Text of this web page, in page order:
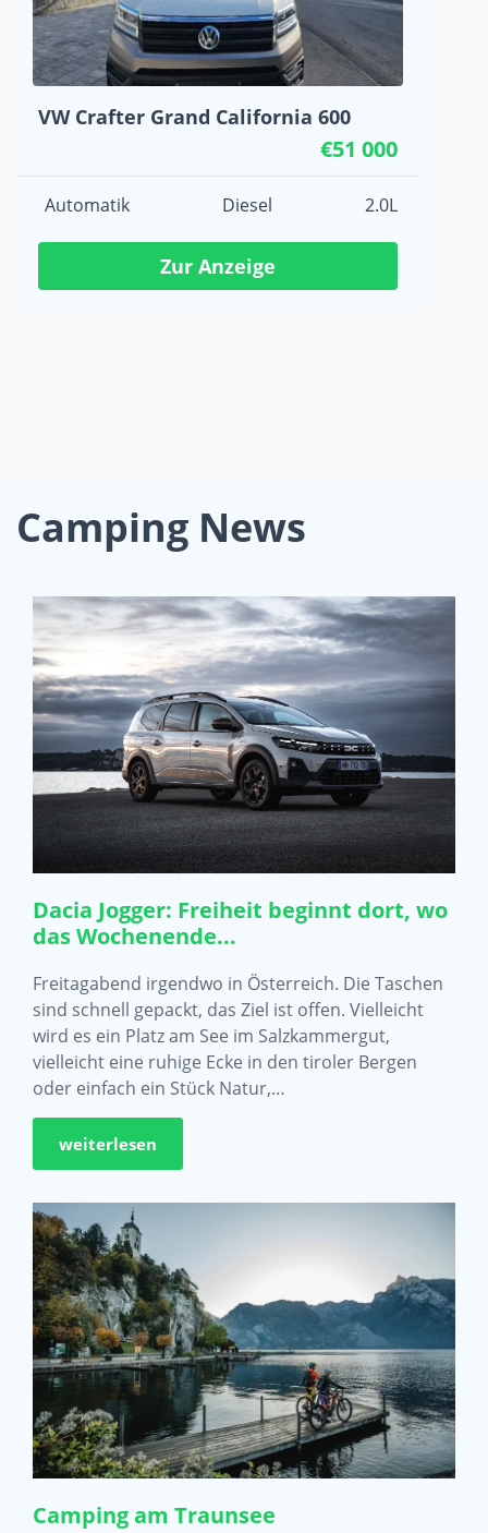
VW Crafter Grand California 600
€51 000
Automatik Diesel 2.0L
Zur Anzeige
Camping News
Dacia Jogger: Freiheit beginnt dort, wo
das Wochenende...
Freitagabend irgendwo in Österreich. Die Taschen
sind schnell gepackt, das Ziel ist offen. Vielleicht
wird es ein Platz am See im Salzkammergut,
vielleicht eine ruhige Ecke in den tiroler Bergen
oder einfach ein Stück Natur,…
weiterlesen
Camping am Traunsee